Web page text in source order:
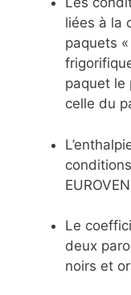
liées à la
paquets
paquet le
celle du
Le
deux
noirs et